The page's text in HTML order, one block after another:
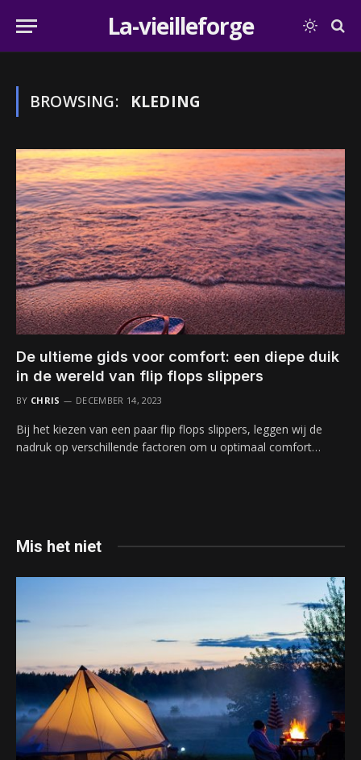
La-vieilleforge
BROWSING: KLEDING
De ultieme gids voor comfort: een diepe duik
in de wereld van flip flops slippers
BY CHRIS DECEMBER 14, 2023
Bij het kiezen van een paar flip flops slippers, leggen wij de
nadruk op verschillende factoren om u optimaal comfort…
Mis het niet